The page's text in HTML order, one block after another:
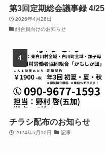
第3回定期総会議事録 4/25
2026年4月26日
組合員向けのお知らせ
チラシ配布のお知らせ
2024年5月10日 記事